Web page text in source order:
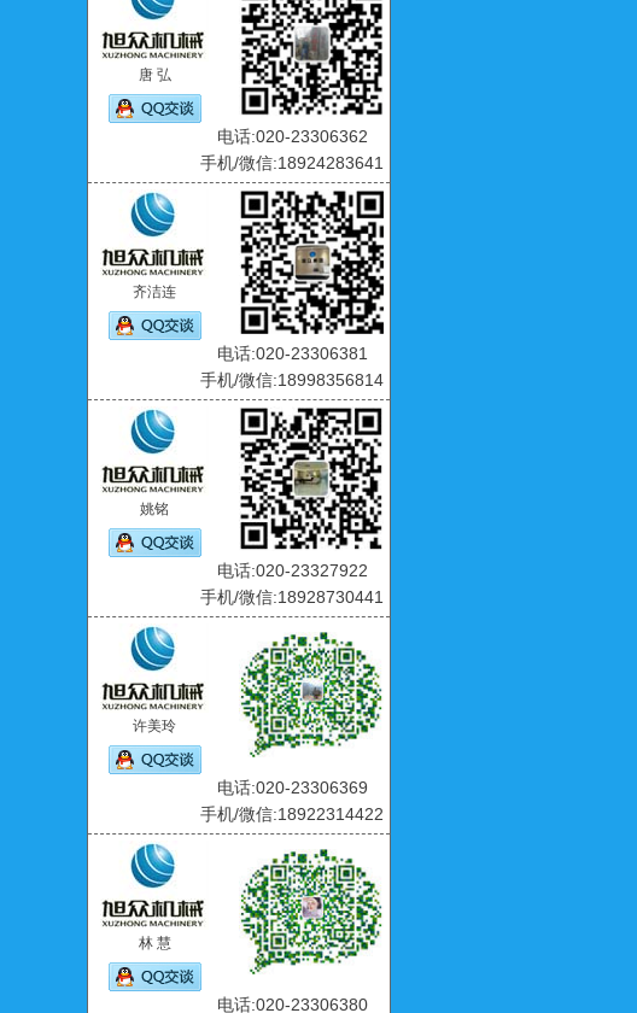
唐 弘
电话:020-23306362
手机/微信:18924283641
齐洁连
电话:020-23306381
手机/微信:18998356814
姚铭
电话:020-23327922
手机/微信:18928730441
许美玲
电话:020-23306369
手机/微信:18922314422
林 慧
电话:020-23306380